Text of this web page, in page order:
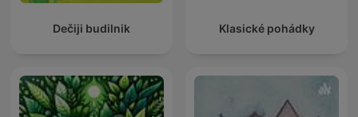
Dečiji budilnik Klasické pohádky